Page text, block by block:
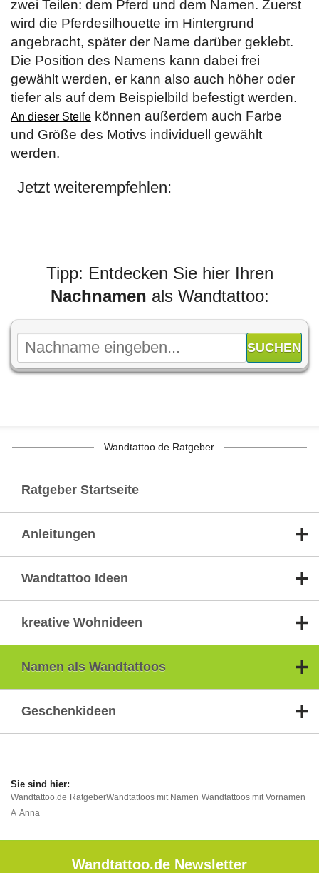
zwei Teilen: dem Pferd und dem Namen. Zuerst
wird die Pferdesilhouette im Hintergrund
angebracht, später der Name darüber geklebt.
Die Position des Namens kann dabei frei
gewählt werden, er kann also auch höher oder
tiefer als auf dem Beispielbild befestigt werden.
An dieser Stelle können außerdem auch Farbe
und Größe des Motivs individuell gewählt
werden.
Jetzt weiterempfehlen:
Tipp: Entdecken Sie hier Ihren
Nachnamen als Wandtattoo:
Wandtattoo.de Ratgeber
Ratgeber Startseite
Anleitungen
Wandtattoo Ideen
kreative Wohnideen
Namen als Wandtattoos
Geschenkideen
Wandtattoo.de RatgeberWandtattoos mit Namen Wandtattoos mit Vornamen
A Anna
Wandtattoo.de Newsletter